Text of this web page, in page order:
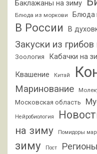
Баклажаны на зиму
Блюда из моркови Блюда
В России В
Закуски из
Зоология Кабачки на
Квашение Китай
Маринование
Московская область
Нейробиология
на зиму
Помидоры
зиму
Пост Регионы